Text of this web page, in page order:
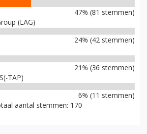
47% (81 stemmen)
(EAG)
24% (42 stemmen)
21% (36 stemmen)
TAP)
6% (11 stemmen)
aantal stemmen: 170